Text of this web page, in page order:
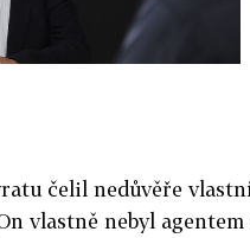
čelil nedůvěře
vlastně nebyl